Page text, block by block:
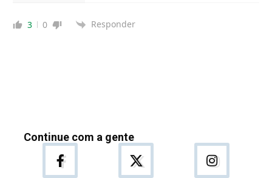
3 0 Responder
Continue com a gente